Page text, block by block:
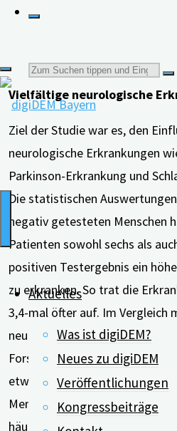
Suchen
nach:
Aktuelles
Was ist digiDEM?
Neues zu digiDEM
Veröffentlichungen
Kongressbeiträge
Foto: Shutterstock
Vielfältige neurologische
Ziel der Studie war es, den
neurologische Erkrankungen
Parkinson-Erkrankung und
Die statistischen
negativ getesteten Menschen
Patienten sowohl sechs als
positiven Testergebnis ein
zu erkranken. So trat die
3,4-mal öfter auf. Im Vergleich
neurologischen Erkrankungen
Forscher*innen zu ähnlichen
etwa an Parkinson zu
Menschen, die an Covid-19
häufiger einen sogenannten